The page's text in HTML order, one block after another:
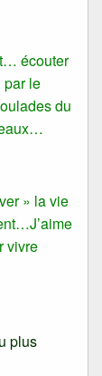
écouter
le
du
» la vie
vivre
plus